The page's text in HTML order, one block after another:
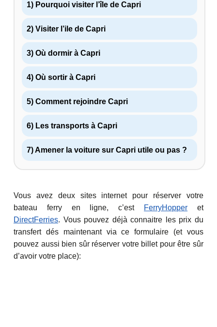
1) Pourquoi visiter l’île de Capri
2) Visiter l’ile de Capri
3) Où dormir à Capri
4) Où sortir à Capri
5) Comment rejoindre Capri
6) Les transports à Capri
7) Amener la voiture sur Capri utile ou pas ?
Vous avez deux sites internet pour réserver votre
bateau ferry en ligne, c’est
FerryHopper et
DirectFerries. Vous pouvez déjà connaitre les prix du
transfert dés maintenant via ce formulaire (et vous
pouvez aussi bien sûr réserver votre billet pour être sûr
d’avoir votre place):